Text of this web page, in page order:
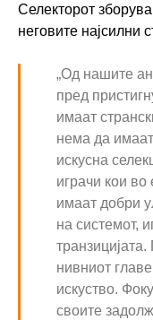
Селекторот
неговите најсилни
„Од нашите
пред
имаат
нема да
искусна
играчи кои во
имаат добри
на системот,
нивниот
искуство.
своите